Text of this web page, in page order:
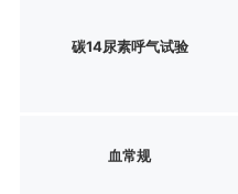
碳14尿素呼气试验
血常规